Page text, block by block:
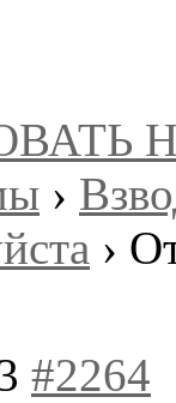
›
›
#2264